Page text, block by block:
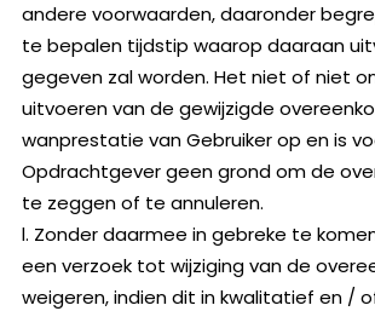
andere voorwaarden, daaronder
te bepalen tijdstip waarop daaraan
gegeven zal worden. Het niet of niet
uitvoeren van de gewijzigde
wanprestatie van Gebruiker op en is
Opdrachtgever geen grond om de
te zeggen of te annuleren.
l. Zonder daarmee in gebreke te
een verzoek tot wijziging van de
weigeren, indien dit in kwalitatief en /